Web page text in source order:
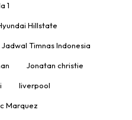
1
Hillstate
Jadwal Timnas Indonesia
Jonatan christie
liverpool
Marquez